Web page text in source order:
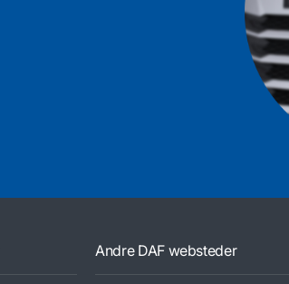
Andre DAF websteder